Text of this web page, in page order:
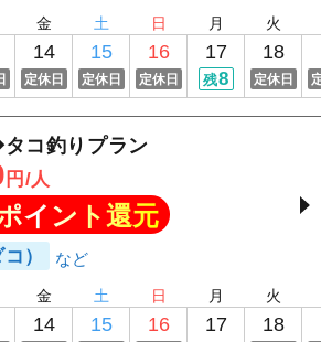
金
14
定休日
土
15
定休日
日
16
定休日
月
17
残8
火
18
定休日
コ釣りプラン
円/人
イント還元
）
金
14
土
15
日
16
月
17
火
18